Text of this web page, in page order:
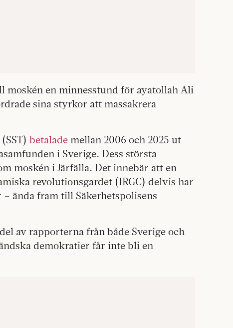
moskén en minnesstund för ayatollah Ali
sina styrkor att massakrera
betalade mellan 2006 och 2025 ut
i Sverige. Dess största
moskén i Järfälla. Det innebär att en
revolutionsgardet (IRGC) delvis har
ända fram till Säkerhetspolisens
av rapporterna från både Sverige och
demokratier får inte bli en